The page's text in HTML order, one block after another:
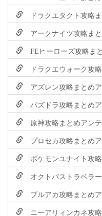
ドラクエタクト攻略
アークナイツ攻略ま
FEヒーローズ攻略ま
ドラクエウォーク攻
アズレン攻略まとめ
パズドラ攻略まとめ
原神攻略まとめアン
プロセカ攻略まとめ
ポケモンユナイト攻
オクトパストラベラ
ブルアカ攻略まとめ
ニーアリィンカネ攻